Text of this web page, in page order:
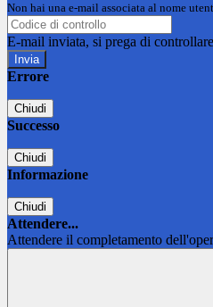
Non hai una e-mail associata al nome
E-mail inviata, si prega di
Errore
Chiudi
Successo
Chiudi
Informazione
Chiudi
Attendere...
Attendere il completamento